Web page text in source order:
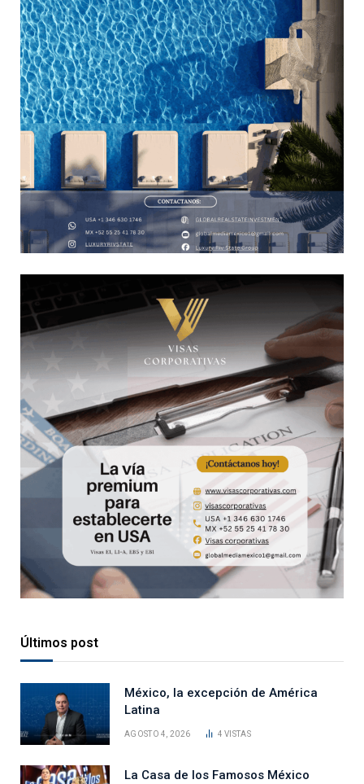
Últimos post
México, la excepción de América
Latina
AGOSTO 4, 2026 4VISTAS
La Casa de los Famosos México